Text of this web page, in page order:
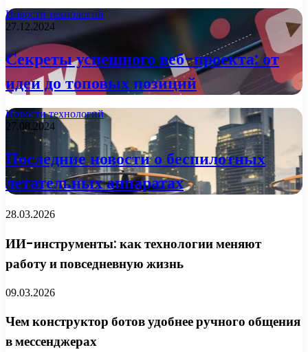
Новости технологий
27.12.2024
Секреты успешного веб-проекта: от
идеи до топовых позиций
Новости технологий
27.08.2024
Последние новости о беспилотных
летательных аппаратах
28.03.2026
ИИ-инструменты: как технологии меняют
работу и повседневную жизнь
09.03.2026
Чем конструктор ботов удобнее ручного общения
в мессенджерах